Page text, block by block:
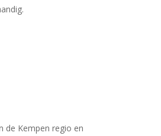
de Kempen regio en